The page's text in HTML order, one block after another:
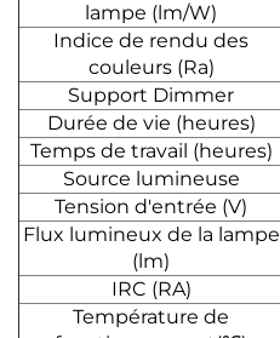
lampe (lm/W)
Indice de rendu des
couleurs (Ra)
Support Dimmer
Durée de vie (heures)
Temps de travail (heures)
Source lumineuse
Tension d'entrée (V)
Flux lumineux de la lampe
(lm)
IRC (RA)
Température de